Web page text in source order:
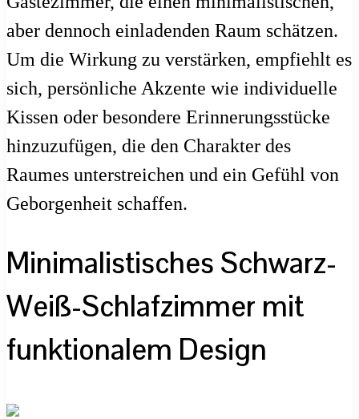
aber dennoch einladenden Raum schätzen.
Um die Wirkung zu verstärken, empfiehlt es
sich, persönliche Akzente wie individuelle
Kissen oder besondere Erinnerungsstücke
hinzuzufügen, die den Charakter des
Raumes unterstreichen und ein Gefühl von
Geborgenheit schaffen.
Minimalistisches Schwarz-
Weiß-Schlafzimmer mit
funktionalem Design